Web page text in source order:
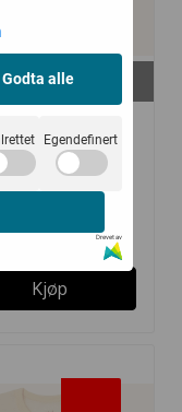
På lager i
ULL BO ...
379,- 227,-
Kjøp
Godta alle
Egendefinert
Drevet av